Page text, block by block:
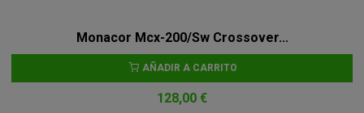
Monacor Mcx-200/Sw Crossover...
AÑADIR A CARRITO
128,00 €